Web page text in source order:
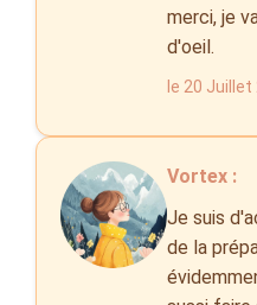
merci, je
d'oeil.
le 20 Juillet
Vortex :
Je suis
de la